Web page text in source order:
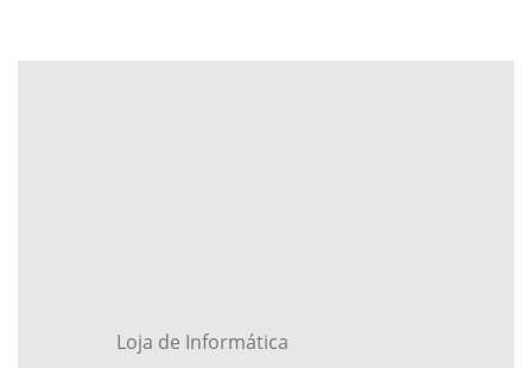
Loja de Informática